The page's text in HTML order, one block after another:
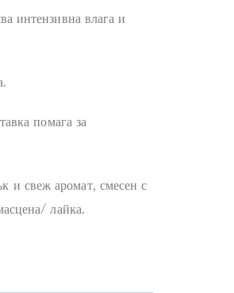
интензивна влага и
помага за
свеж аромат, смесен с
лайка.